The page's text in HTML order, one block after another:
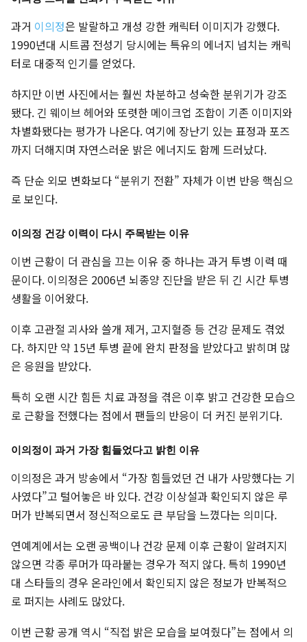
과거 이의정은 발랄하고 개성 강한 캐릭터 이미지가 강했다.
1990년대 시트콤 전성기 당시에는 특유의 에너지 넘치는 캐릭
터로 대중적 인기를 얻었다.
하지만 이번 사진에서는 훨씬 차분하고 성숙한 분위기가 강조
됐다. 긴 웨이브 헤어와 또렷한 메이크업 조합이 기존 이미지와
차별화됐다는 평가가 나온다. 여기에 장난기 있는 표정과 포즈
까지 더해지며 자연스러운 밝은 에너지도 함께 드러났다.
즉 단순 외모 변화보다 “분위기 전환” 자체가 이번 반응 핵심으
로 보인다.
이의정 건강 이력이 다시 주목받는 이유
이번 근황이 더 관심을 끄는 이유 중 하나는 과거 투병 이력 때
문이다. 이의정은 2006년 뇌종양 진단을 받은 뒤 긴 시간 투병
생활을 이어왔다.
이후 고관절 괴사와 쓸개 제거, 고지혈증 등 건강 문제도 겪었
다. 하지만 약 15년 투병 끝에 완치 판정을 받았다고 밝히며 많
은 응원을 받았다.
특히 오랜 시간 힘든 치료 과정을 겪은 이후 밝고 건강한 모습으
로 근황을 전했다는 점에서 팬들의 반응이 더 커진 분위기다.
이의정이 과거 가장 힘들었다고 밝힌 이유
이의정은 과거 방송에서 “가장 힘들었던 건 내가 사망했다는 기
사였다”고 털어놓은 바 있다. 건강 이상설과 확인되지 않은 루
머가 반복되면서 정신적으로도 큰 부담을 느꼈다는 의미다.
연예계에서는 오랜 공백이나 건강 문제 이후 근황이 알려지지
않으면 각종 루머가 따라붙는 경우가 적지 않다. 특히 1990년
대 스타들의 경우 온라인에서 확인되지 않은 정보가 반복적으
로 퍼지는 사례도 많았다.
이번 근황 공개 역시 “직접 밝은 모습을 보여줬다”는 점에서 의